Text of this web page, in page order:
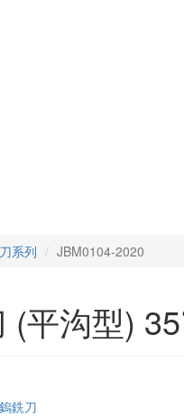
系列 JBM0104-2020
平沟型)